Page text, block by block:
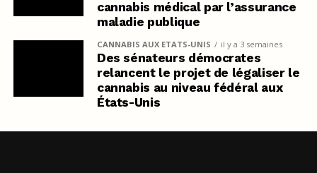
cannabis médical par l’assurance
maladie publique
CANNABIS AUX ETATS-UNIS il y a 3 semaines
Des sénateurs démocrates
relancent le projet de légaliser le
cannabis au niveau fédéral aux
États-Unis